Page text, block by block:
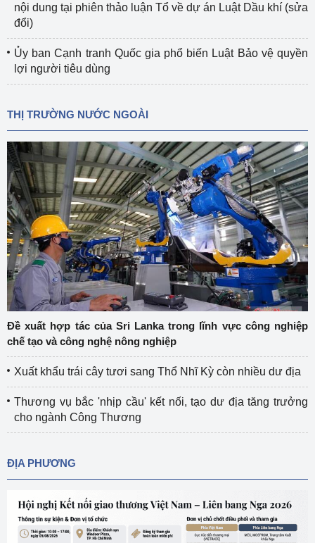
nội dung tại phiên thảo luận Tổ về dự án Luật Dầu khí (sửa
đổi)
Ủy ban Cạnh tranh Quốc gia phổ biến Luật Bảo vệ quyền
lợi người tiêu dùng
THỊ TRƯỜNG NƯỚC NGOÀI
Đề xuất hợp tác của Sri Lanka trong lĩnh vực công nghiệp
chế tạo và công nghệ nông nghiệp
Xuất khẩu trái cây tươi sang Thổ Nhĩ Kỳ còn nhiều dư địa
Thương vụ bắc 'nhịp cầu' kết nối, tạo dư địa tăng trưởng
cho ngành Công Thương
ĐỊA PHƯƠNG